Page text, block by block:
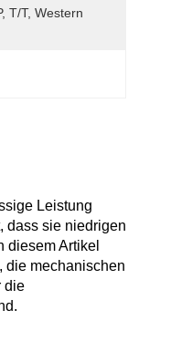
T/T, Western
Leistung
dass sie niedrigen
diesem Artikel
die mechanischen
die